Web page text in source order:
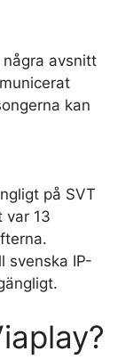
avsnitt
kan
på SVT
var 13
svenska IP-